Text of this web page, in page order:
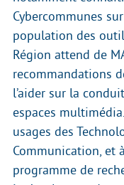
Cybercommunes
population des
Région attend de
recommandations
l’aider sur la
espaces
usages des
Communication, et
programme de